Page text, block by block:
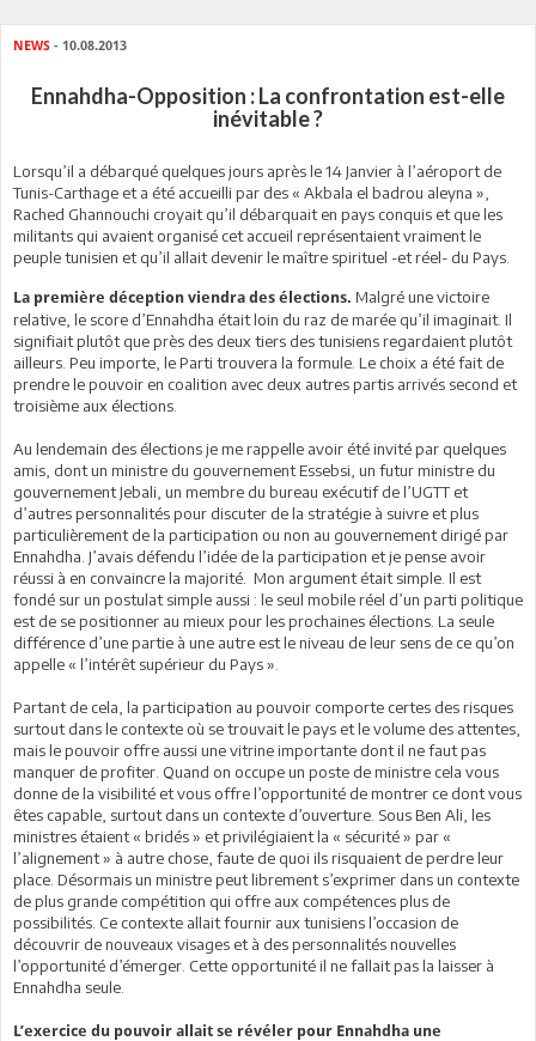
NEWS - 10.08.2013
Ennahdha-Opposition : La confrontation est-elle
inévitable ?
Lorsqu’il a débarqué quelques jours après le 14 Janvier à l’aéroport de
Tunis-Carthage et a été accueilli par des « Akbala el badrou aleyna »,
Rached Ghannouchi croyait qu’il débarquait en pays conquis et que les
militants qui avaient organisé cet accueil représentaient vraiment le
peuple tunisien et qu’il allait devenir le maître spirituel -et réel- du Pays.
La première déception viendra des élections. Malgré une victoire
relative, le score d’Ennahdha était loin du raz de marée qu’il imaginait. Il
signifiait plutôt que près des deux tiers des tunisiens regardaient plutôt
ailleurs. Peu importe, le Parti trouvera la formule. Le choix a été fait de
prendre le pouvoir en coalition avec deux autres partis arrivés second et
troisième aux élections.
Au lendemain des élections je me rappelle avoir été invité par quelques
amis, dont un ministre du gouvernement Essebsi, un futur ministre du
gouvernement Jebali, un membre du bureau exécutif de l’UGTT et
d’autres personnalités pour discuter de la stratégie à suivre et plus
particulièrement de la participation ou non au gouvernement dirigé par
Ennahdha. J’avais défendu l’idée de la participation et je pense avoir
réussi à en convaincre la majorité. Mon argument était simple. Il est
fondé sur un postulat simple aussi : le seul mobile réel d’un parti politique
est de se positionner au mieux pour les prochaines élections. La seule
différence d’une partie à une autre est le niveau de leur sens de ce qu’on
appelle « l’intérêt supérieur du Pays ».
Partant de cela, la participation au pouvoir comporte certes des risques
surtout dans le contexte où se trouvait le pays et le volume des attentes,
mais le pouvoir offre aussi une vitrine importante dont il ne faut pas
manquer de profiter. Quand on occupe un poste de ministre cela vous
donne de la visibilité et vous offre l’opportunité de montrer ce dont vous
êtes capable, surtout dans un contexte d’ouverture. Sous Ben Ali, les
ministres étaient « bridés » et privilégiaient la « sécurité » par «
l’alignement » à autre chose, faute de quoi ils risquaient de perdre leur
place. Désormais un ministre peut librement s’exprimer dans un contexte
de plus grande compétition qui offre aux compétences plus de
possibilités. Ce contexte allait fournir aux tunisiens l’occasion de
découvrir de nouveaux visages et à des personnalités nouvelles
l’opportunité d’émerger. Cette opportunité il ne fallait pas la laisser à
Ennahdha seule.
L’exercice du pouvoir allait se révéler pour Ennahdha une